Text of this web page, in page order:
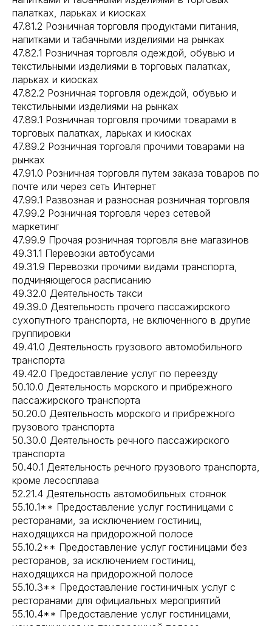
палатках, ларьках и киосках
47.81.2 Розничная торговля продуктами питания,
напитками и табачными изделиями на рынках
47.82.1 Розничная торговля одеждой, обувью и
текстильными изделиями в торговых палатках,
ларьках и киосках
47.82.2 Розничная торговля одеждой, обувью и
текстильными изделиями на рынках
47.89.1 Розничная торговля прочими товарами в
торговых палатках, ларьках и киосках
47.89.2 Розничная торговля прочими товарами на
рынках
47.91.0 Розничная торговля путем заказа товаров по
почте или через сеть Интернет
47.99.1 Развозная и разносная розничная торговля
47.99.2 Розничная торговля через сетевой
маркетинг
47.99.9 Прочая розничная торговля вне магазинов
49.31.1 Перевозки автобусами
49.31.9 Перевозки прочими видами транспорта,
подчиняющегося расписанию
49.32.0 Деятельность такси
49.39.0 Деятельность прочего пассажирского
сухопутного транспорта, не включенного в другие
группировки
49.41.0 Деятельность грузового автомобильного
транспорта
49.42.0 Предоставление услуг по переезду
50.10.0 Деятельность морского и прибрежного
пассажирского транспорта
50.20.0 Деятельность морского и прибрежного
грузового транспорта
50.30.0 Деятельность речного пассажирского
транспорта
50.40.1 Деятельность речного грузового транспорта,
кроме лесосплава
52.21.4 Деятельность автомобильных стоянок
55.10.1** Предоставление услуг гостиницами с
ресторанами, за исключением гостиниц,
находящихся на придорожной полосе
55.10.2** Предоставление услуг гостиницами без
ресторанов, за исключением гостиниц,
находящихся на придорожной полосе
55.10.3** Предоставление гостиничных услуг с
ресторанами для официальных мероприятий
55.10.4** Предоставление услуг гостиницами,